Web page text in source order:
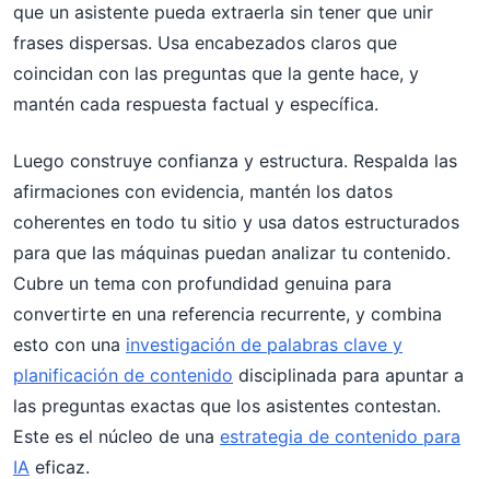
que un asistente pueda extraerla sin tener que unir
frases dispersas. Usa encabezados claros que
coincidan con las preguntas que la gente hace, y
mantén cada respuesta factual y específica.
Luego construye confianza y estructura. Respalda las
afirmaciones con evidencia, mantén los datos
coherentes en todo tu sitio y usa datos estructurados
para que las máquinas puedan analizar tu contenido.
Cubre un tema con profundidad genuina para
convertirte en una referencia recurrente, y combina
esto con una investigación de palabras clave y
planificación de contenido disciplinada para apuntar a
las preguntas exactas que los asistentes contestan.
Este es el núcleo de una estrategia de contenido para
IA eficaz.